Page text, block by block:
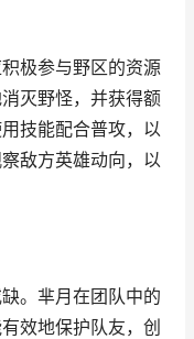
极参与野区的资源
灭野怪，并获得额
技能配合普攻，以
敌方英雄动向，以
。芈月在团队中的
效地保护队友，创